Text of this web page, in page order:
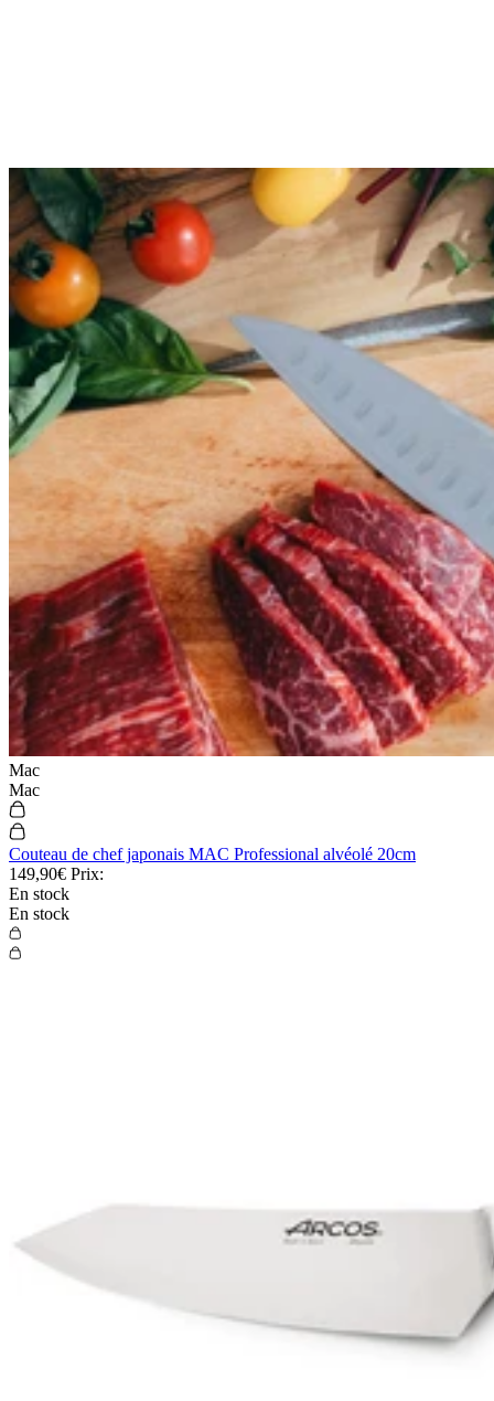
Mac
Mac
Couteau de chef japonais MAC Professional alvéolé 20cm
149,90€ Prix:
En stock
En stock